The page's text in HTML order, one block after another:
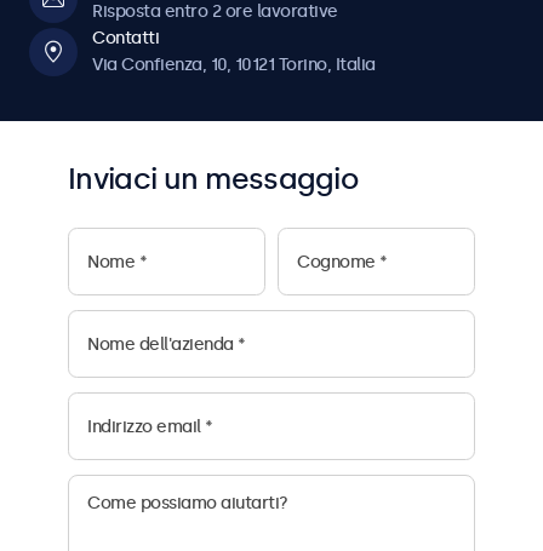
Risposta entro 2 ore lavorative
Contatti
Via Confienza, 10, 10121 Torino, Italia
Inviaci un messaggio